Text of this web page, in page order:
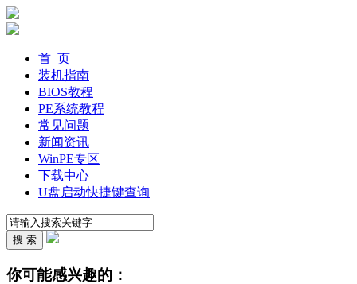
首 页
装机指南
BIOS教程
PE系统教程
常见问题
新闻资讯
WinPE专区
下载中心
U盘启动快捷键查询
你可能感兴趣的：